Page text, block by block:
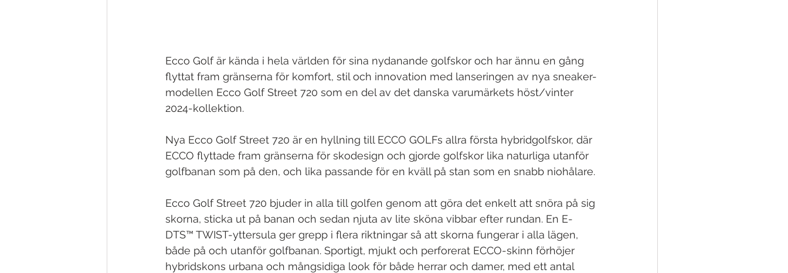
Ecco Golf är kända i hela världen för sina nydanande golfskor och har ännu en gång
flyttat fram gränserna för komfort, stil och innovation med lanseringen av nya sneaker-
modellen Ecco Golf Street 720 som en del av det danska varumärkets höst/vinter
2024-kollektion.
Nya Ecco Golf Street 720 är en hyllning till ECCO GOLFs allra första hybridgolfskor, där
ECCO flyttade fram gränserna för skodesign och gjorde golfskor lika naturliga utanför
golfbanan som på den, och lika passande för en kväll på stan som en snabb niohålare.
Ecco Golf Street 720 bjuder in alla till golfen genom att göra det enkelt att snöra på sig
skorna, sticka ut på banan och sedan njuta av lite sköna vibbar efter rundan. En E-
DTS™ TWIST-yttersula ger grepp i flera riktningar så att skorna fungerar i alla lägen,
både på och utanför golfbanan. Sportigt, mjukt och perforerat ECCO-skinn förhöjer
hybridskons urbana och mångsidiga look för både herrar och damer, med ett antal